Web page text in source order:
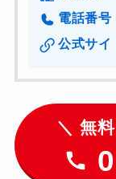
電話番号
公式サイ
＼ 無